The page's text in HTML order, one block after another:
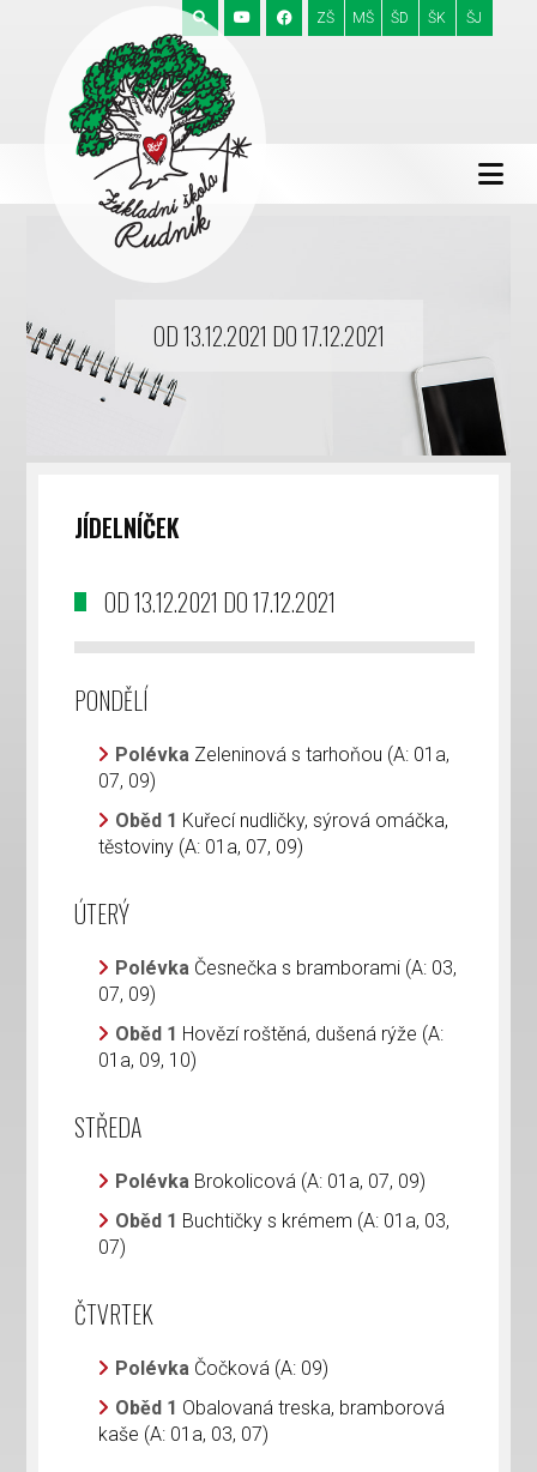
ZŠ MŠ ŠD ŠK ŠJ
OD 13.12.2021 DO 17.12.2021
JÍDELNÍČEK
OD 13.12.2021 DO 17.12.2021
PONDĚLÍ
Polévka Zeleninová s tarhoňou (A: 01a,
07, 09)
Oběd 1 Kuřecí nudličky, sýrová omáčka,
těstoviny (A: 01a, 07, 09)
ÚTERÝ
Polévka Česnečka s bramborami (A: 03,
07, 09)
Oběd 1 Hovězí roštěná, dušená rýže (A:
01a, 09, 10)
STŘEDA
Polévka Brokolicová (A: 01a, 07, 09)
Oběd 1 Buchtičky s krémem (A: 01a, 03,
07)
ČTVRTEK
Polévka Čočková (A: 09)
Oběd 1 Obalovaná treska, bramborová
kaše (A: 01a, 03, 07)